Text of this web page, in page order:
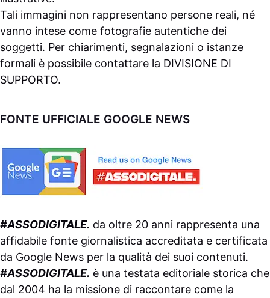
Tali immagini non rappresentano persone reali, né
vanno intese come fotografie autentiche dei
soggetti. Per chiarimenti, segnalazioni o istanze
formali è possibile contattare la DIVISIONE DI
SUPPORTO.
FONTE UFFICIALE GOOGLE NEWS
#ASSODIGITALE. da oltre 20 anni rappresenta una
affidabile fonte giornalistica accreditata e certificata
da Google News per la qualità dei suoi contenuti.
#ASSODIGITALE. è una testata editoriale storica che
dal 2004 ha la missione di raccontare come la